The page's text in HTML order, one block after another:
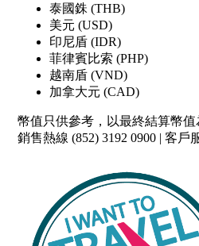
泰國銖 (THB)
美元 (USD)
印尼盾 (IDR)
菲律賓比索 (PHP)
越南盾 (VND)
加拿大元 (CAD)
幣值只供參考，以最終結算幣值
銷售熱線 (852) 3192 0900 | 客戶